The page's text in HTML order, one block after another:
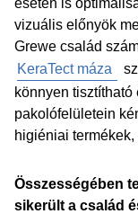
esetén is
vizuális előnyök
Grewe család
KeraTect máza
könnyen
pakolófelületein
higiéniai
Összességében
sikerült a család